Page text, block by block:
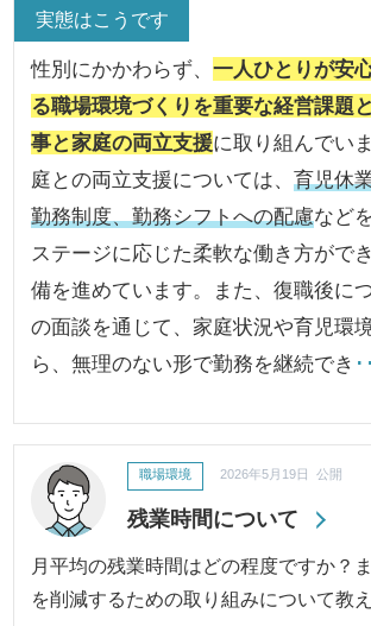
実態はこうです
性別にかかわらず、一人ひとりが安
る職場環境づくりを重要な経営課題
事と家庭の両立支援に取り組んでい
庭との両立支援については、育児休
勤務制度、勤務シフトへの配慮など
ステージに応じた柔軟な働き方がで
備を進めています。また、復職後に
の面談を通じて、家庭状況や育児環
ら、無理のない形で勤務を継続でき
残業時間について
職場環境 2026年5月19日 公開
月平均の残業時間はどの程度ですか？
を削減するための取り組みについて教